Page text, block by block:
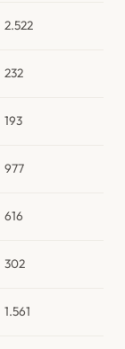
2.522
232
193
977
616
302
1.561